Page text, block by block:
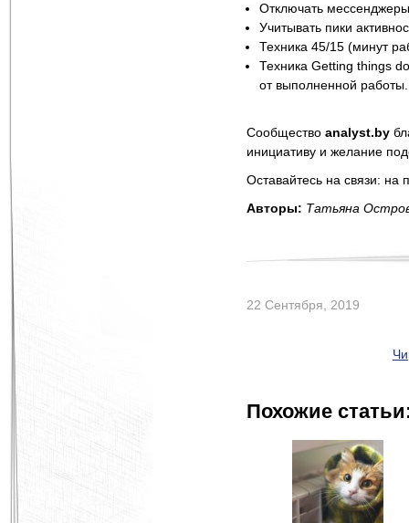
Отключать
Учитывать пики
Техника 45/15 (минут
Техника Getting things
от выполненной работы.
Сообщество analyst.by
инициативу и желание
Оставайтесь на связи:
Авторы: Татьяна
22 Сентября, 2019
Похожие